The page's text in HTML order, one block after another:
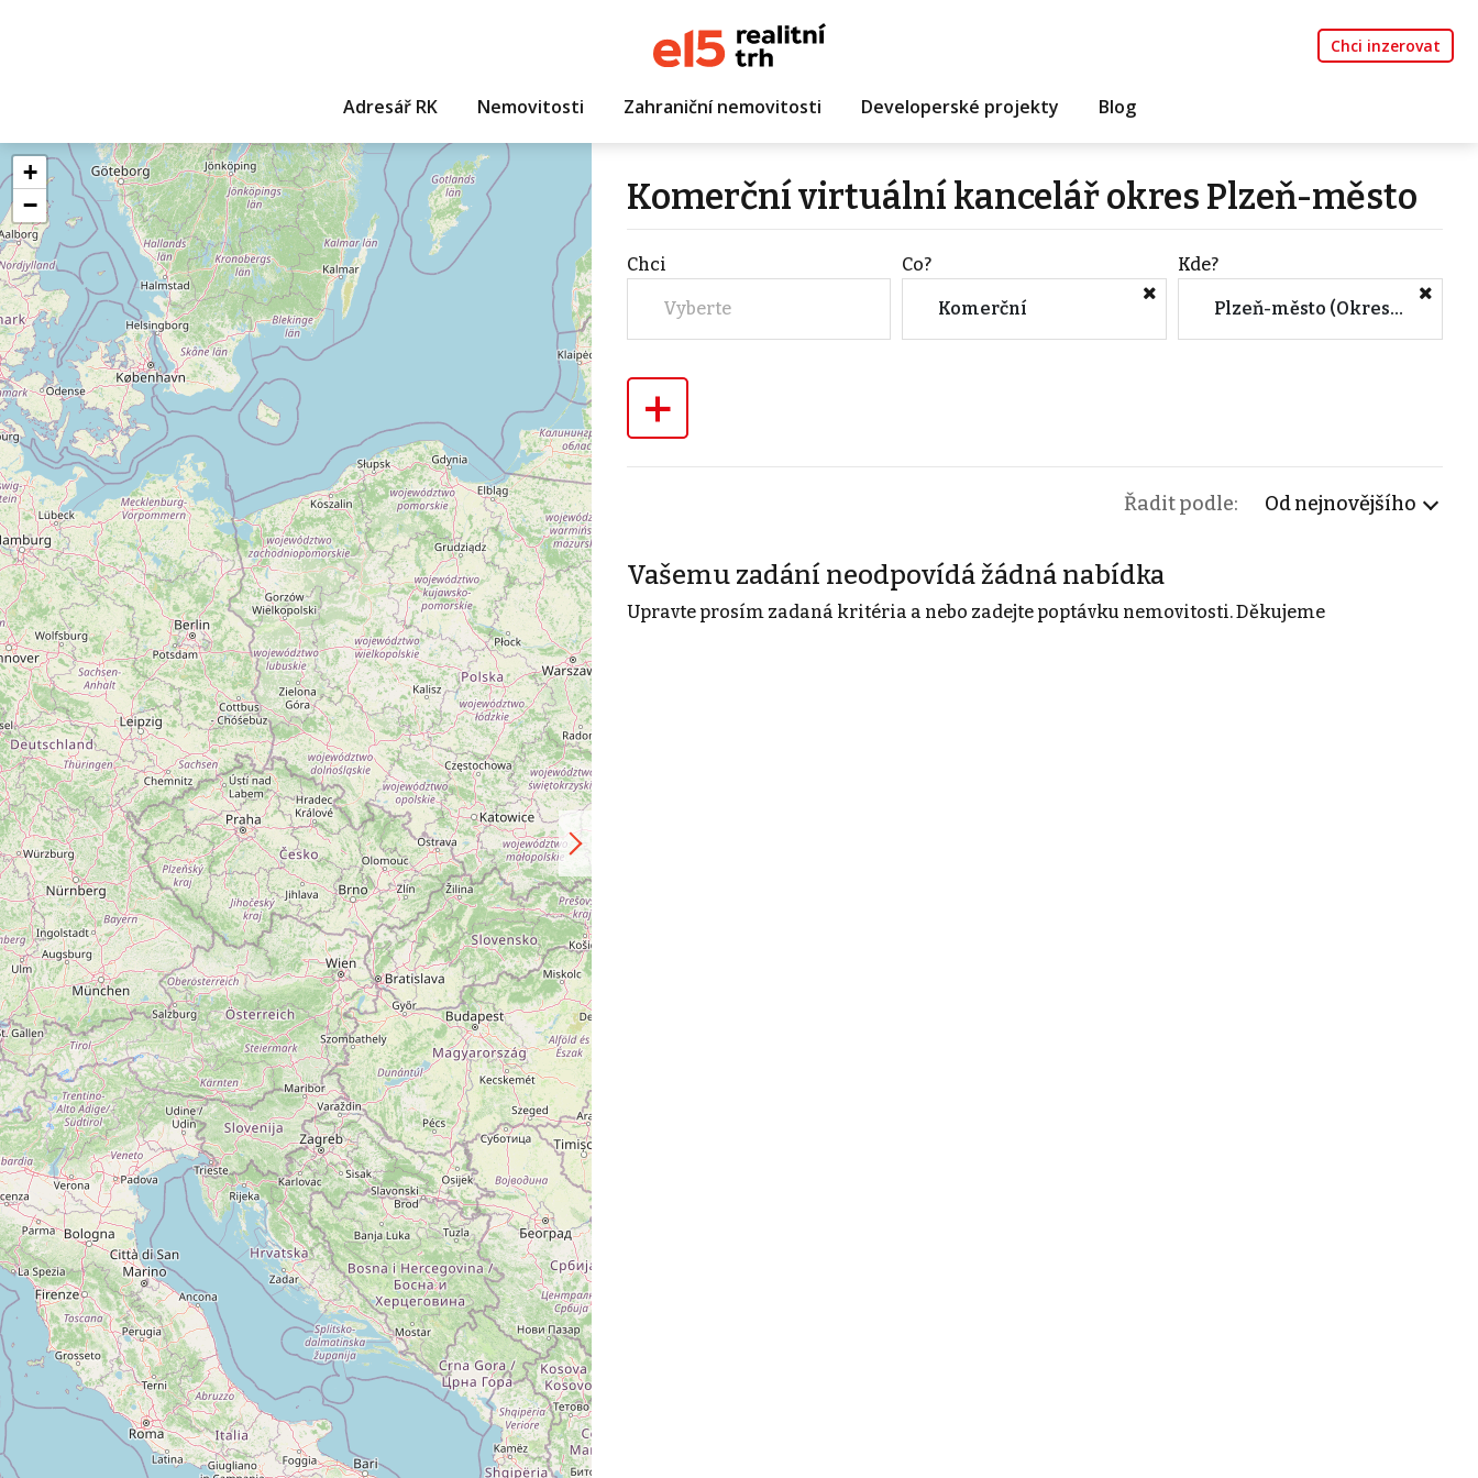
Chci inzerovat
Adresář RK Nemovitosti Zahraniční nemovitosti Developerské projekty Blog
+
−
Komerční virtuální kancelář okres Plzeň-město
Chci
Vyberte
Co?
Komerční
Kde?
Plzeň-město (Okres, Plzeňský kraj)
+
Řadit podle: Od nejnovějšího
Vašemu zadání neodpovídá žádná nabídka
Upravte prosím zadaná kritéria a nebo zadejte poptávku nemovitosti. Děkujeme